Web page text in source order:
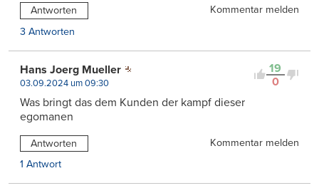
Antworten
Kommentar melden
3 Antworten
19
0
Hans Joerg Mueller
03.09.2024 um 09:30
Was bringt das dem Kunden der kampf dieser
egomanen
Antworten
Kommentar melden
1 Antwort